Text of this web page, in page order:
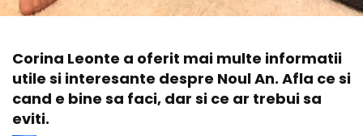
Corina Leonte a oferit mai multe informatii
utile si interesante despre Noul An. Afla ce si
cand e bine sa faci, dar si ce ar trebui sa
eviti.